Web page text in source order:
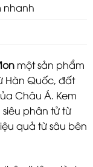
nhanh
một sản phẩm
Hàn Quốc, đất
Châu Á. Kem
phân tử từ
quả từ sâu bên